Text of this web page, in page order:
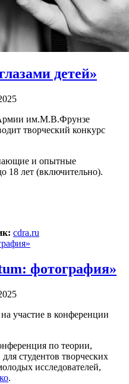
детей»
им.М.В.Фрунзе
творческий конкурс
и опытные
18 лет (включительно).
cdra.ru
фотография»
участие в конференции
по теории,
студентов творческих
исследователей,
.